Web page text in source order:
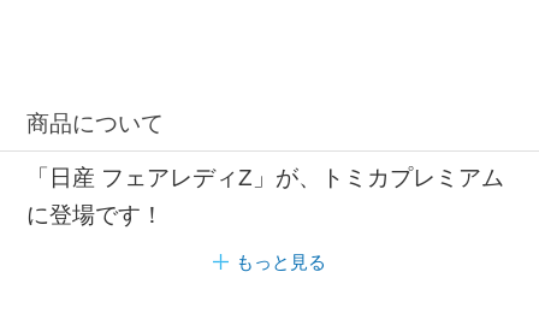
商品について
「日産 フェアレディZ」が、トミカプレミアム
に登場です！
もっと見る